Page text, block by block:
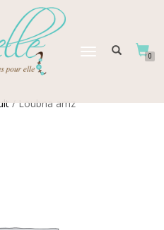
DÉPLIER
0
/ Loubna amz